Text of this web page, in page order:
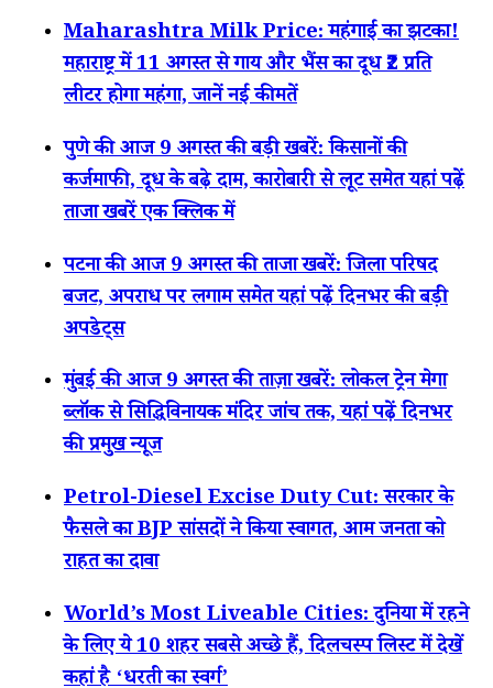
Maharashtra Milk Price: महंगाई का झटका!
महाराष्ट्र में 11 अगस्त से गाय और भैंस का दूध ₹2 प्रति
लीटर होगा महंगा, जानें नई कीमतें
पुणे की आज 9 अगस्त की बड़ी खबरें: किसानों की
कर्जमाफी, दूध के बढ़े दाम, कारोबारी से लूट समेत यहां पढ़ें
ताजा खबरें एक क्लिक में
पटना की आज 9 अगस्त की ताजा खबरें: जिला परिषद
बजट, अपराध पर लगाम समेत यहां पढ़ें दिनभर की बड़ी
अपडेट्स
मुंबई की आज 9 अगस्त की ताज़ा खबरें: लोकल ट्रेन मेगा
ब्लॉक से सिद्धिविनायक मंदिर जांच तक, यहां पढ़ें दिनभर
की प्रमुख न्यूज
Petrol-Diesel Excise Duty Cut: सरकार के
फैसले का BJP सांसदों ने किया स्वागत, आम जनता को
राहत का दावा
World’s Most Liveable Cities: दुनिया में रहने
के लिए ये 10 शहर सबसे अच्छे हैं, दिलचस्प लिस्ट में देखें
कहां है ‘धरती का स्वर्ग’